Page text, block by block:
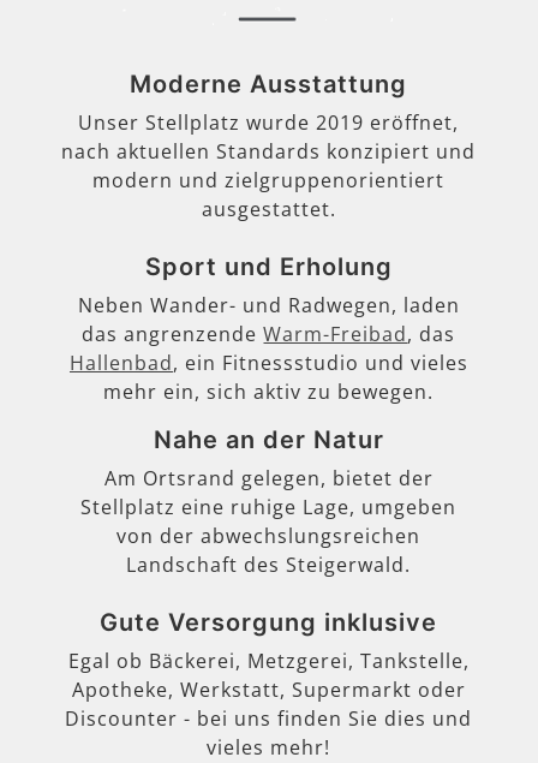
Moderne Ausstattung
Unser Stellplatz wurde 2019 eröffnet,
nach aktuellen Standards konzipiert und
modern und zielgruppenorientiert
ausgestattet.
Sport und Erholung
Neben Wander- und Radwegen, laden
das angrenzendeWarm-Freibad, das
Hallenbad, ein Fitnessstudio und vieles
mehr ein, sich aktiv zu bewegen.
Nahe an der Natur
Am Ortsrand gelegen, bietet der
Stellplatz eine ruhige Lage, umgeben
von der abwechslungsreichen
Landschaft des Steigerwald.
Gute Versorgung inklusive
Egal ob Bäckerei, Metzgerei, Tankstelle,
Apotheke, Werkstatt, Supermarkt oder
Discounter - bei uns finden Sie dies und
vieles mehr!